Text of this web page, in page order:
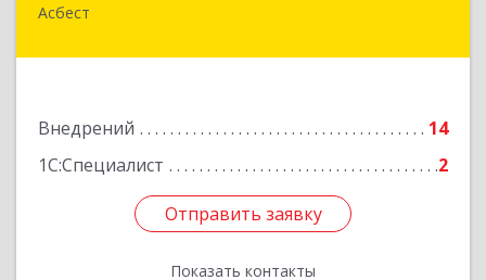
Асбест
Внедрений
14
1С:Специалист
2
Отправить заявку
Показать контакты
624272, Свердловская обл, Асбест г, имени В.И.
Отправить заявку
Назад